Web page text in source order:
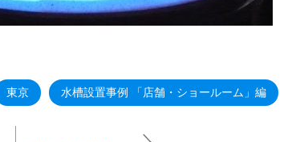
東京 水槽設置事例 「店舗・ショールーム」編